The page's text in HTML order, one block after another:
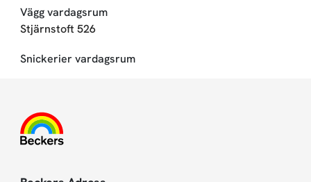
Vägg vardagsrum
Stjärnstoft 526
Snickerier vardagsrum